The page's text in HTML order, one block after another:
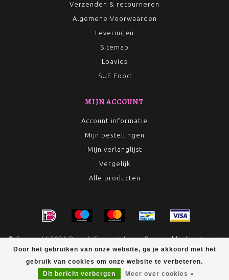
Door het gebruiken van onze website, ga je akkoord met het
gebruik van cookies om onze website te verbeteren.
Dit bericht verbergen
Meer over cookies »
Verzenden & retourneren
Algemene Voorwaarden
Leveringen
Sitemap
Loavies
SUE Food
MIJN ACCOUNT
Account informatie
Mijn bestellingen
Mijn verlanglijst
Vergelijk
Alle producten
© Copyright 2026 Rumah Conceptstore - Powered byLightspeed
- Theme by Dyvelopment